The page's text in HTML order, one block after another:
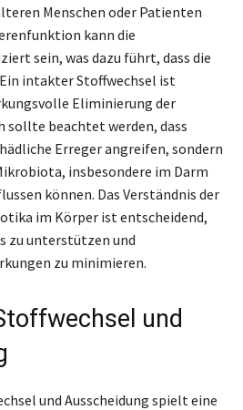
Menschen oder Patienten
kann die
sein, was dazu führt, dass die
intakter Stoffwechsel ist
Eliminierung der
beachtet werden, dass
Erreger angreifen, sondern
insbesondere im Darm
können. Das Verständnis der
im Körper ist entscheidend,
zu unterstützen und
zu minimieren.
und
und Ausscheidung spielt eine